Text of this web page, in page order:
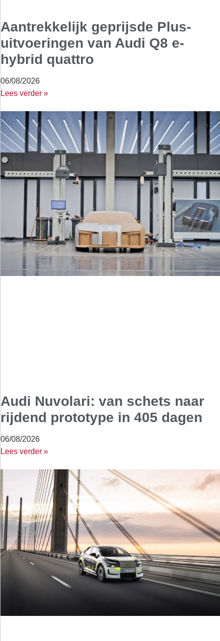
Aantrekkelijk geprijsde Plus-
uitvoeringen van Audi Q8 e-
hybrid quattro
06/08/2026
Lees verder »
Audi Nuvolari: van schets naar
rijdend prototype in 405 dagen
06/08/2026
Lees verder »